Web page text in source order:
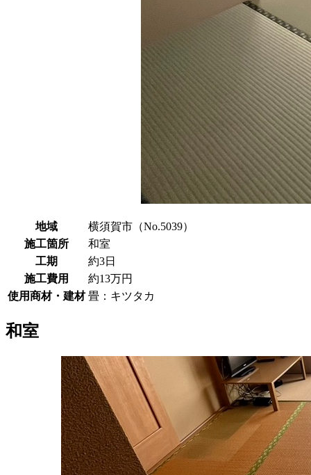
地域
横須賀市（No.5039）
施工箇所
和室
工期
約3日
施工費用
約13万円
使用商材・建材 畳：キツタカ
和室